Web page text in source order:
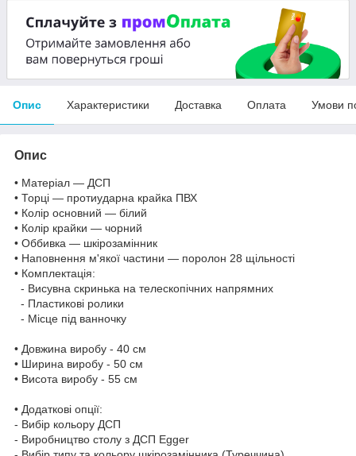
Опис Характеристики Доставка Оплата Умови
Опис
• Матеріал — ДСП
• Торці — протиударна крайка ПВХ
• Колір основний — білий
• Колір крайки — чорний
• Оббивка — шкірозамінник
• Наповнення м'якої частини — поролон 28 щільності
• Комплектація:
- Висувна скринька на телескопічних напрямних
- Пластикові ролики
- Місце під ванночку
• Довжина виробу - 40 см
• Ширина виробу - 50 см
• Висота виробу - 55 см
• Додаткові опції:
- Вибір кольору ДСП
- Виробництво столу з ДСП Egger